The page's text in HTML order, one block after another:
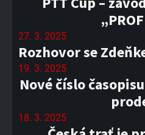
27. 3. 2025
Rozhovor se
19. 3. 2025
Nové číslo
18. 3. 2025